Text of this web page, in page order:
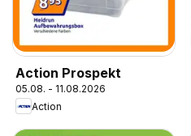
Action Prospekt
05.08. - 11.08.2026
Action